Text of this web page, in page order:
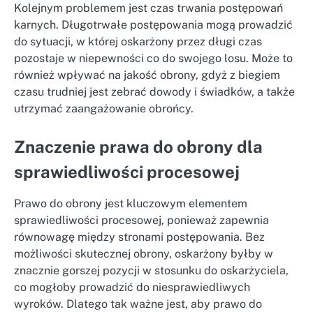
Kolejnym problemem jest czas trwania postępowań
karnych. Długotrwałe postępowania mogą prowadzić
do sytuacji, w której oskarżony przez długi czas
pozostaje w niepewności co do swojego losu. Może to
również wpływać na jakość obrony, gdyż z biegiem
czasu trudniej jest zebrać dowody i świadków, a także
utrzymać zaangażowanie obrońcy.
Znaczenie prawa do obrony dla
sprawiedliwości procesowej
Prawo do obrony jest kluczowym elementem
sprawiedliwości procesowej, ponieważ zapewnia
równowagę między stronami postępowania. Bez
możliwości skutecznej obrony, oskarżony byłby w
znacznie gorszej pozycji w stosunku do oskarżyciela,
co mogłoby prowadzić do niesprawiedliwych
wyroków. Dlatego tak ważne jest, aby prawo do